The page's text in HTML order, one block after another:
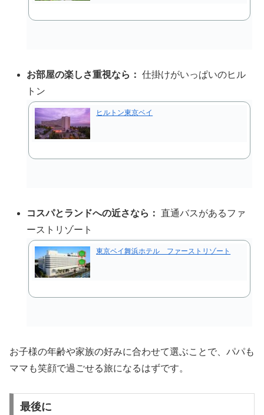
お部屋の楽しさ重視なら： 仕掛けがいっぱいのヒル
トン
ヒルトン東京ベイ
コスパとランドへの近さなら： 直通バスがあるファ
ーストリゾート
東京ベイ舞浜ホテル ファーストリゾート
お子様の年齢や家族の好みに合わせて選ぶことで、パパも
ママも笑顔で過ごせる旅になるはずです。
最後に